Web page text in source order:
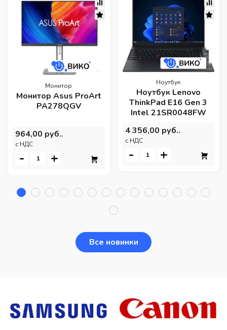
Монитор
Монитор Asus ProArt
PA278QGV
964,00 руб..
c НДС
- +
Ноутбук
Ноутбук Lenovo
ThinkPad E16 Gen 3
Intel 21SR0048FW
4 356,00 руб..
c НДС
- +
Все новинки